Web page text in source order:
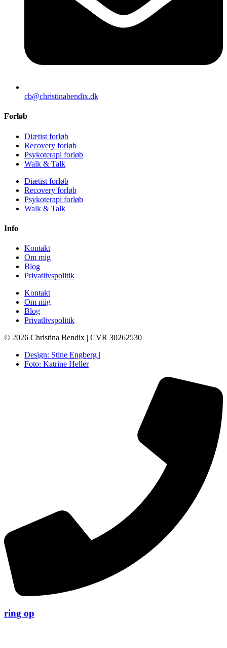
cb@christinabendix.dk
Forløb
Diætist forløb
Recovery forløb
Psykoterapi forløb
Walk & Talk
Diætist forløb
Recovery forløb
Psykoterapi forløb
Walk & Talk
Info
Kontakt
Om mig
Blog
Privatlivspolitik
Kontakt
Om mig
Blog
Privatlivspolitik
© 2026 Christina Bendix | CVR 30262530
Design: Stine Engberg |
Foto: Katrine Heller
ring op